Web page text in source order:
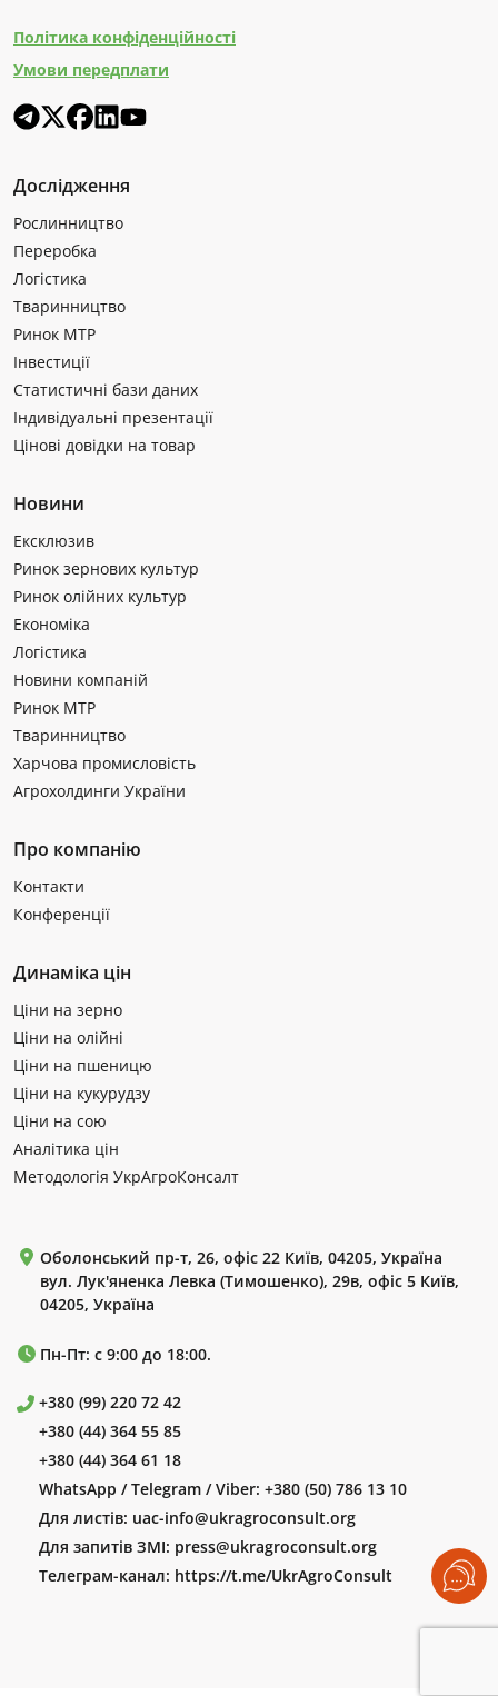
Політика конфіденційності
Умови передплати
Дослідження
Рослинництво
Переробка
Логістика
Тваринництво
Ринок МТР
Інвестиції
Статистичні бази даних
Індивідуальні презентації
Цінові довідки на товар
Новини
Ексклюзив
Ринок зернових культур
Ринок олійних культур
Економіка
Логістика
Новини компаній
Ринок МТР
Тваринництво
Харчова промисловість
Агрохолдинги України
Про компанію
Контакти
Конференції
Динаміка цін
Ціни на зерно
Ціни на олійні
Ціни на пшеницю
Ціни на кукурудзу
Ціни на сою
Аналітика цін
Методологія УкрАгроКонсалт
Оболонський пр-т, 26, офіс 22 Київ, 04205, Україна
вул. Лук'яненка Левка (Тимошенко), 29в, офіс 5 Київ,
04205, Україна
Пн-Пт: с 9:00 до 18:00.
+380 (99) 220 72 42
+380 (44) 364 55 85
+380 (44) 364 61 18
WhatsApp / Telegram / Viber: +380 (50) 786 13 10
Для листів: uac-info@ukragroconsult.org
Для запитів ЗМІ: press@ukragroconsult.org
Телеграм-канал: https://t.me/UkrAgroConsult